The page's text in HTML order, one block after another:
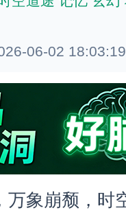
06-02
万象崩颓，时